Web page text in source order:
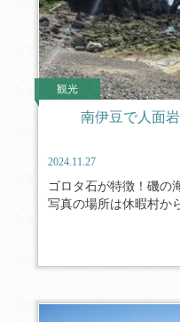
観光
南伊豆で人面
2024.11.27
ゴロタ石が特徴！磯
写真の場所は休暇村か